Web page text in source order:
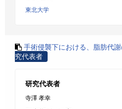
東北大学
手術侵襲下における、脂肪代
究代表者
研究代表者
寺澤 孝幸